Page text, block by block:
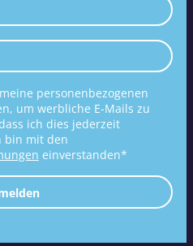
personenbezogenen
um werbliche E-Mails zu
ich dies jederzeit
bin mit den
einverstanden*